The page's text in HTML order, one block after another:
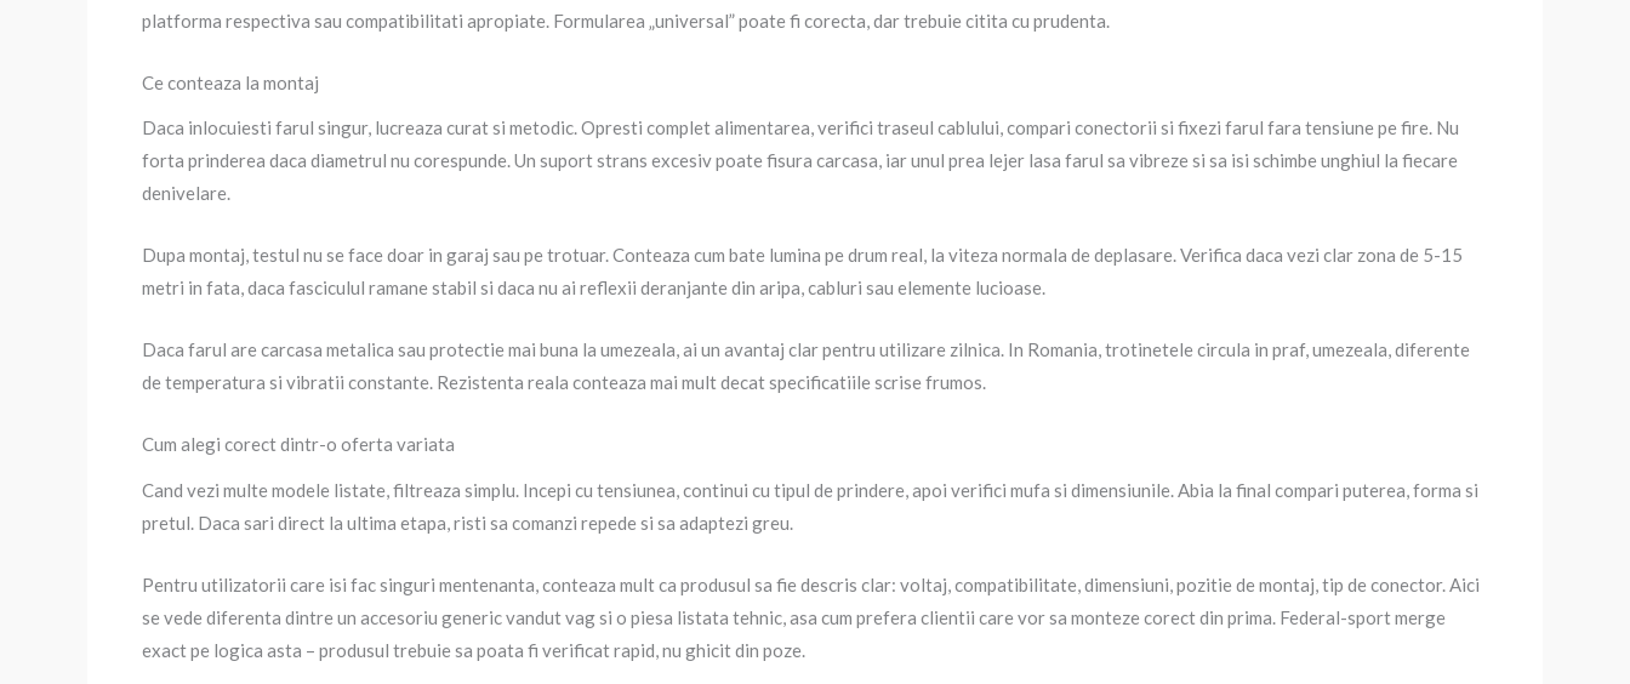
platforma respectiva sau compatibilitati apropiate. Formularea „universal” poate fi corecta, dar trebuie citita cu prudenta.
Ce conteaza la montaj
Daca inlocuiesti farul singur, lucreaza curat si metodic. Opresti complet alimentarea, verifici traseul cablului, compari conectorii si fixezi farul fara tensiune pe fire. Nu
forta prinderea daca diametrul nu corespunde. Un suport strans excesiv poate fisura carcasa, iar unul prea lejer lasa farul sa vibreze si sa isi schimbe unghiul la fiecare
denivelare.
Dupa montaj, testul nu se face doar in garaj sau pe trotuar. Conteaza cum bate lumina pe drum real, la viteza normala de deplasare. Verifica daca vezi clar zona de 5-15
metri in fata, daca fasciculul ramane stabil si daca nu ai reflexii deranjante din aripa, cabluri sau elemente lucioase.
Daca farul are carcasa metalica sau protectie mai buna la umezeala, ai un avantaj clar pentru utilizare zilnica. In Romania, trotinetele circula in praf, umezeala, diferente
de temperatura si vibratii constante. Rezistenta reala conteaza mai mult decat specificatiile scrise frumos.
Cum alegi corect dintr-o oferta variata
Cand vezi multe modele listate, filtreaza simplu. Incepi cu tensiunea, continui cu tipul de prindere, apoi verifici mufa si dimensiunile. Abia la final compari puterea, forma si
pretul. Daca sari direct la ultima etapa, risti sa comanzi repede si sa adaptezi greu.
Pentru utilizatorii care isi fac singuri mentenanta, conteaza mult ca produsul sa fie descris clar: voltaj, compatibilitate, dimensiuni, pozitie de montaj, tip de conector. Aici
se vede diferenta dintre un accesoriu generic vandut vag si o piesa listata tehnic, asa cum prefera clientii care vor sa monteze corect din prima. Federal-sport merge
exact pe logica asta – produsul trebuie sa poata fi verificat rapid, nu ghicit din poze.